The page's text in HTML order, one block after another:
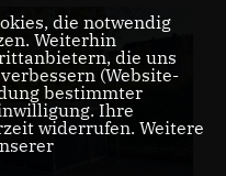
die notwendig
Weiterhin
die uns
(Website-
bestimmter
Ihre
widerrufen. Weitere